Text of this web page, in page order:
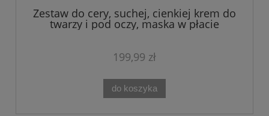
Zestaw do cery, suchej, cienkiej krem do
twarzy i pod oczy, maska w płacie
REVERSO Theo Marvee
199,99 zł
do koszyka